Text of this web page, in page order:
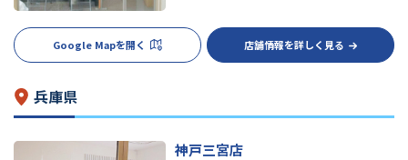
Google Mapを開く 店舗情報を詳しく見る
兵庫県
神戸三宮店